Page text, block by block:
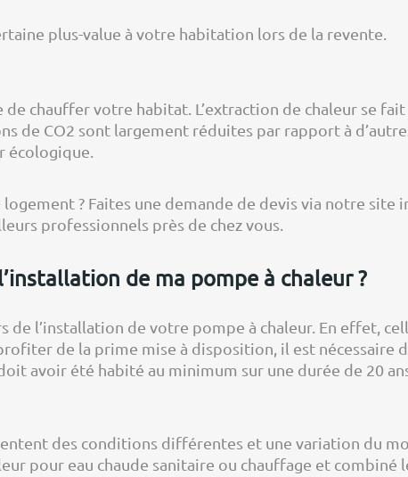
plus-value à votre habitation lors de la revente.
chauffer votre habitat. L’extraction de chaleur se
de CO2 sont largement réduites par rapport à
écologique.
? Faites une demande de devis via notre site
professionnels près de chez vous.
de ma pompe à chaleur ?
de l’installation de votre pompe à chaleur. En effet,
de la prime mise à disposition, il est nécessaire
avoir été habité au minimum sur une durée de 20
des conditions différentes et une variation du
pour eau chaude sanitaire ou chauffage et combiné